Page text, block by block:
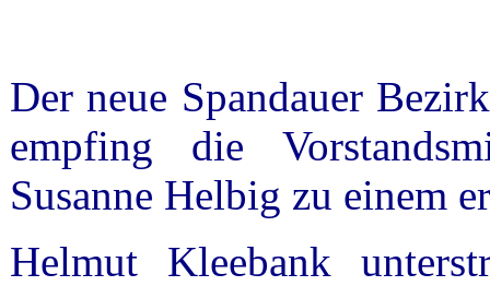
Der neue Spandauer
empfing die
Susanne Helbig zu einem
Helmut Kleebank